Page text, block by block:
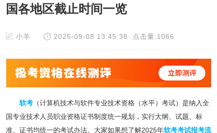
国各地区截止时间一览
小羊 2025-09-08 13:45:38 点击量:1066
软考（计算机技术与软件专业技术资格（水平）考试）是纳入全
国专业技术人员职业资格证书制度统一规划，实行大纲、试题、标
准、证书均统一的考试办法。大家如果想了解2025年软考考试报考流